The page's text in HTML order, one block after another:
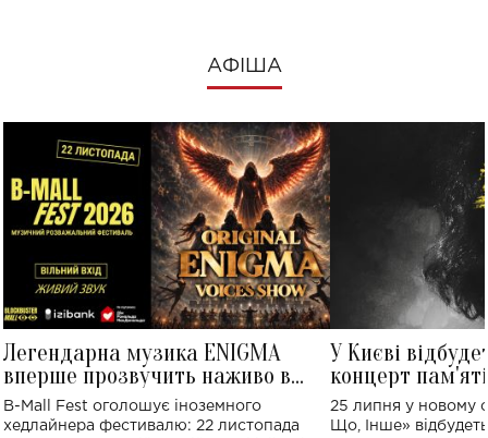
АФІША
Легендарна музика ENIGMA
вперше прозвучить наживо в
Україні: де відбудеться концерт
B-Mall Fest оголошує іноземного
хедлайнера фестивалю: 22 листопада
У Києві
концерт
Клименка:
виконають
25 липня у новому
Що, Інше»